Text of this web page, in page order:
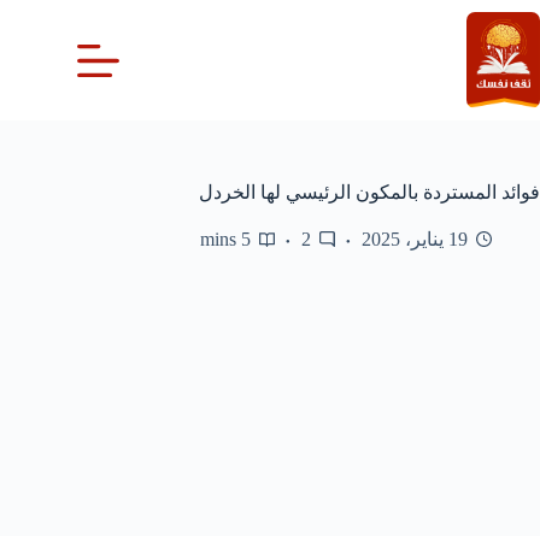
التجاوز
إلى
المحتوى
فوائد المستردة بالمكون الرئيسي لها الخردل
19 يناير، 2025 2
5 mins